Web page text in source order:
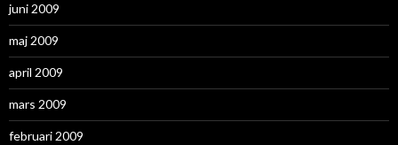
juni 2009
maj 2009
april 2009
mars 2009
februari 2009